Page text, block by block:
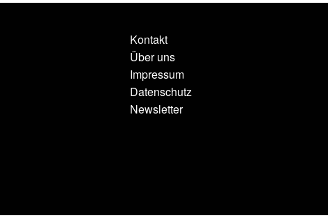
Kontakt
Über uns
Impressum
Datenschutz
Newsletter